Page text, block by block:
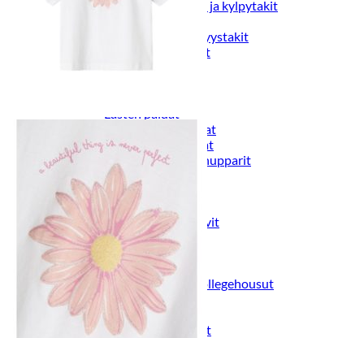
Naisten aamutakit ja kylpytakit
Naisten kevät-ja syystakit
Naisten nahkatakit
Naisten talvitakit
Lasten paidat
Lasten kauluspaidat
Lasten trikoopaidat
Lasten colleget ja hupparit
Lasten neuleet
Lasten mekot ja hameet
Mekot ja hameet
Lasten puvut,bleiserit,liivit
Liivit
Lasten housut
Lasten housut
Lasten trikoo-ja collegehousut
Lasten farkut
Lasten shortsit
Lasten juhlahousut